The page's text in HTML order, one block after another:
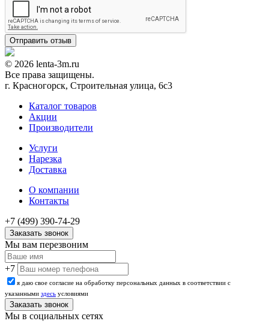
© 2026 lenta-3m.ru
Все права защищены.
г. Красногорск, Строительная улица, 6с3
Каталог товаров
Акции
Производители
Услуги
Нарезка
Доставка
О компании
Контакты
+7 (499) 390-74-29
Заказать звонок
Мы вам перезвоним
+7
я даю свое согласие на обработку персональных данных в соответствии с
указанными здесь условиями
Мы в социальных сетях